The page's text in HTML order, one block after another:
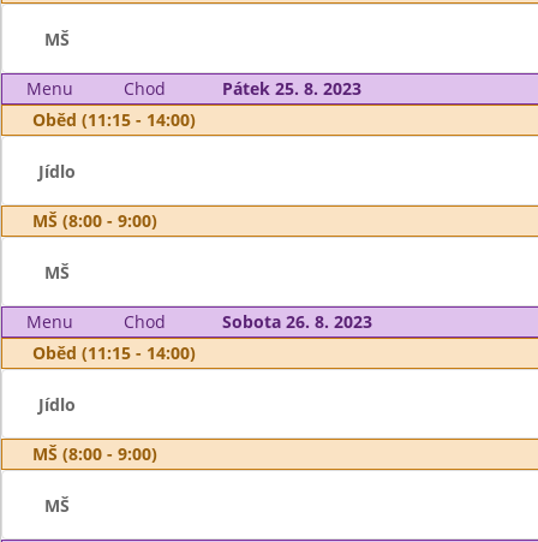
MŠ
Menu Chod
Pátek 25. 8. 2023
Oběd (11:15 - 14:00)
Jídlo
MŠ (8:00 - 9:00)
MŠ
Menu Chod
Sobota 26. 8. 2023
Oběd (11:15 - 14:00)
Jídlo
MŠ (8:00 - 9:00)
MŠ